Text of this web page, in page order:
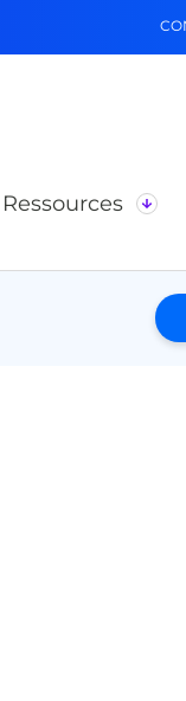
Ressources